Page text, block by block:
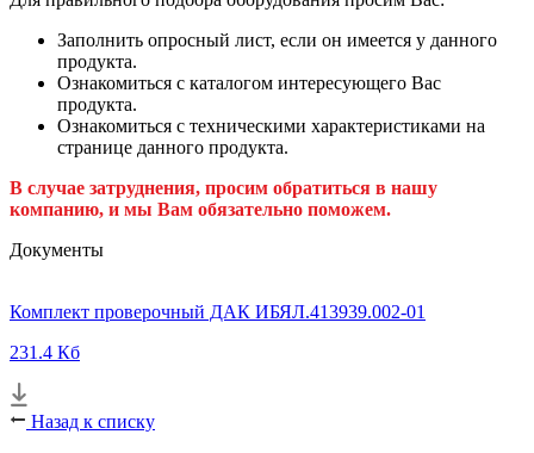
Заполнить опросный лист, если он имеется у данного
продукта.
Ознакомиться с каталогом интересующего Вас
продукта.
Ознакомиться с техническими характеристиками на
странице данного продукта.
В случае затруднения, просим обратиться в нашу
компанию, и мы Вам обязательно поможем.
Документы
Комплект проверочный ДАК ИБЯЛ.413939.002-01
231.4 Кб
Назад к списку